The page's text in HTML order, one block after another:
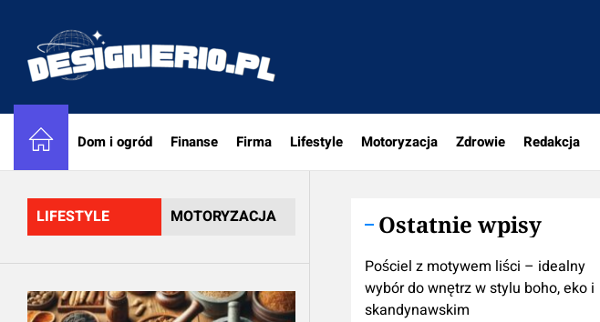
content
Dom i ogród Finanse Firma Lifestyle Motoryzacja Zdrowie Redakcja
LIFESTYLE MOTORYZACJA Ostatnie wpisy
Pościel z motywem liści – idealny
wybór do wnętrz w stylu boho, eko i
skandynawskim